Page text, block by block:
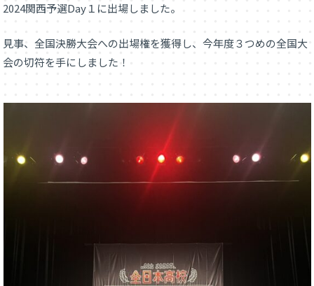
2024関西予選Day１に出場しました。
見事、全国決勝大会への出場権を獲得し、今年度３つめの全国大
会の切符を手にしました！